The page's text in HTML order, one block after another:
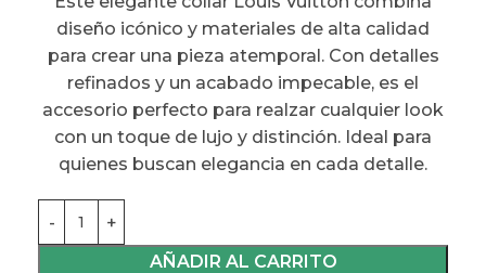
diseño icónico y materiales de alta calidad
para crear una pieza atemporal. Con detalles
refinados y un acabado impecable, es el
accesorio perfecto para realzar cualquier look
con un toque de lujo y distinción. Ideal para
quienes buscan elegancia en cada detalle.
AÑADIR AL CARRITO